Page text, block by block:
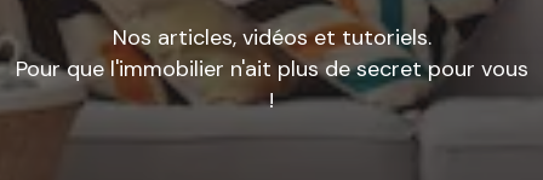
Nos articles, vidéos et tutoriels.
Pour que l'immobilier n'ait plus de secret pour vous
!